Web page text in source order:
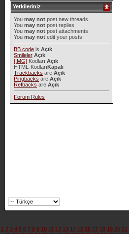
Yetkileriniz
You may notpost new threads
You may notpost replies
You may notpost attachments
You may notedit your posts
BB codeis Açık
Smileler Açık
[IMG]Kodları Açık
HTML-KodlarıKapalı
Trackbacks are Açık
Pingbacks are Açık
Refbacks are Açık
Forum Rules
1 2 3 4 5 6 7 8 9 10 11 12 13 14 15 16 17 18 19 20 21